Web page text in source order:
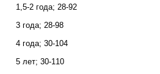
1,5-2 года; 28-92
3 года; 28-98
4 года; 30-104
5 лет; 30-110